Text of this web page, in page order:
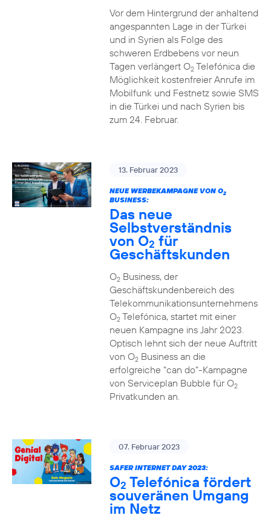
Vor dem Hintergrund der anhaltend
angespannten Lage in der Türkei
und in Syrien als Folge des
schweren Erdbebens vor neun
Tagen verlängert O2Telefónica die
Möglichkeit kostenfreier Anrufe im
Mobilfunk und Festnetz sowie SMS
in die Türkei und nach Syrien bis
zum 24. Februar.
13. Februar 2023
NEUE WERBEKAMPAGNE VON O2
BUSINESS:
Das neue
Selbstverständnis
von O2 für
Geschäftskunden
O2Business, der
Geschäftskundenbereich des
Telekommunikationsunternehmens
O2Telefónica, startet mit einer
neuen Kampagne ins Jahr 2023.
Optisch lehnt sich der neue Auftritt
von O2Business an die
erfolgreiche "can do"-Kampagne
von Serviceplan Bubble für O2
Privatkunden an.
07. Februar 2023
SAFER INTERNET DAY 2023:
O2 Telefónica fördert
souveränen Umgang
im Netz